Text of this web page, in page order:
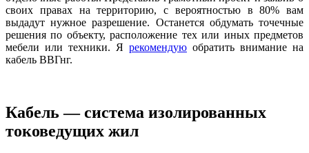
своих правах на территорию, с вероятностью в 80% вам
выдадут нужное разрешение. Останется обдумать точечные
решения по объекту, расположение тех или иных предметов
мебели или техники. Я рекомендую обратить внимание на
кабель ВВГнг.
Кабель — система изолированных
токоведущих жил